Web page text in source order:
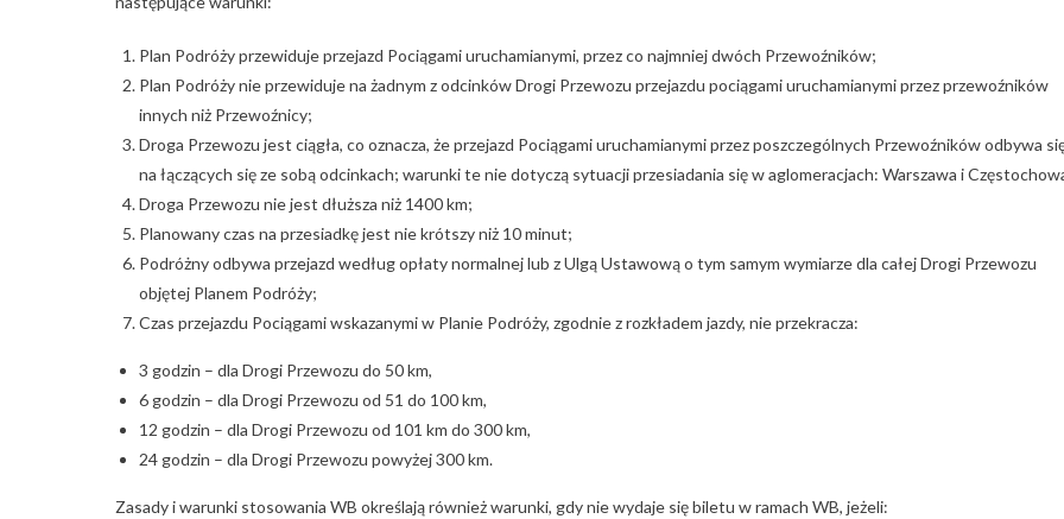
Plan Podróży przewiduje przejazd Pociągami uruchamianymi, przez co najmniej dwóch Przewoźników;
Plan Podróży nie przewiduje na żadnym z odcinków Drogi Przewozu przejazdu pociągami uruchamianymi przez przewoźników
innych niż Przewoźnicy;
Droga Przewozu jest ciągła, co oznacza, że przejazd Pociągami uruchamianymi przez poszczególnych Przewoźników odbywa
na łączących się ze sobą odcinkach; warunki te nie dotyczą sytuacji przesiadania się w aglomeracjach: Warszawa i
Droga Przewozu nie jest dłuższa niż 1400 km;
Planowany czas na przesiadkę jest nie krótszy niż 10 minut;
Podróżny odbywa przejazd według opłaty normalnej lub z Ulgą Ustawową o tym samym wymiarze dla całej Drogi Przewozu
objętej Planem Podróży;
Czas przejazdu Pociągami wskazanymi w Planie Podróży, zgodnie z rozkładem jazdy, nie przekracza:
3 godzin – dla Drogi Przewozu do 50 km,
6 godzin – dla Drogi Przewozu od 51 do 100 km,
12 godzin – dla Drogi Przewozu od 101 km do 300 km,
24 godzin – dla Drogi Przewozu powyżej 300 km.
Zasady i warunki stosowania WB określają również warunki, gdy nie wydaje się biletu w ramach WB, jeżeli: